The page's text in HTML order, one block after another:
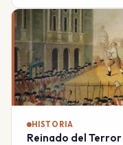
HISTORIA
Reinado del Terror